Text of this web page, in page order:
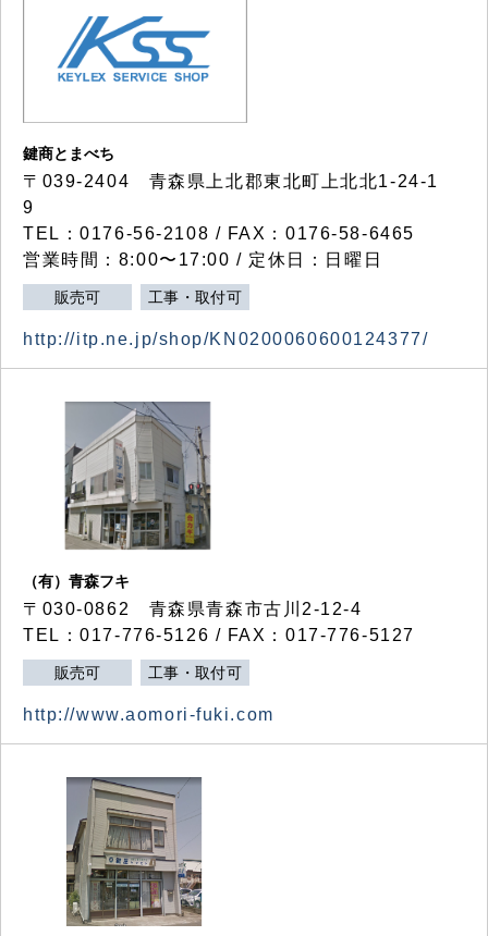
鍵商とまべち
〒039-2404 青森県上北郡東北町上北北1-24-1
9
TEL：0176-56-2108 / FAX：0176-58-6465
営業時間：8:00〜17:00 / 定休日：日曜日
販売可 工事・取付可
http://itp.ne.jp/shop/KN0200060600124377/
（有）青森フキ
〒030-0862 青森県青森市古川2-12-4
TEL：017-776-5126 / FAX：017-776-5127
販売可 工事・取付可
http://www.aomori-fuki.com